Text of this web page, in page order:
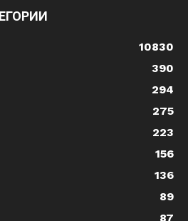
10830
390
294
275
223
156
136
89
87